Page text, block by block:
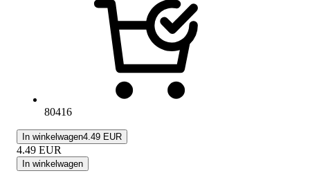
80416
In winkelwagen4.49 EUR
4.49 EUR
In winkelwagen